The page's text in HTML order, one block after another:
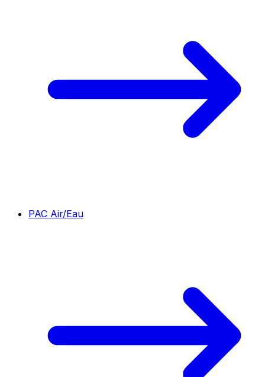
PAC Air/Eau